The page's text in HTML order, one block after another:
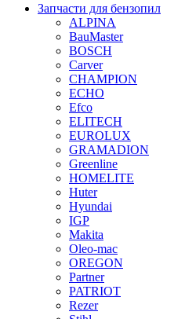
Запчасти для бензопил
ALPINA
BauMaster
BOSCH
Carver
CHAMPION
ECHO
Efco
ELITECH
EUROLUX
GRAMADION
Greenline
HOMELITE
Huter
Hyundai
IGP
Makita
Oleo-mac
OREGON
Partner
PATRIOT
Rezer